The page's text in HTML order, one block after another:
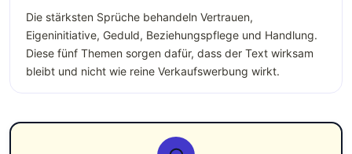
Die stärksten Sprüche behandeln Vertrauen,
Eigeninitiative, Geduld, Beziehungspflege und Handlung.
Diese fünf Themen sorgen dafür, dass der Text wirksam
bleibt und nicht wie reine Verkaufswerbung wirkt.